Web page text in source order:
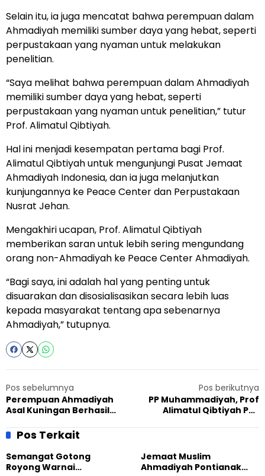
Selain itu, ia juga mencatat bahwa perempuan dalam
Ahmadiyah memiliki sumber daya yang hebat, seperti
perpustakaan yang nyaman untuk melakukan
penelitian.
“Saya melihat bahwa perempuan dalam Ahmadiyah
memiliki sumber daya yang hebat, seperti
perpustakaan yang nyaman untuk penelitian,” tutur
Prof. Alimatul Qibtiyah.
Hal ini menjadi kesempatan pertama bagi Prof.
Alimatul Qibtiyah untuk mengunjungi Pusat Jemaat
Ahmadiyah Indonesia, dan ia juga melanjutkan
kunjungannya ke Peace Center dan Perpustakaan
Nusrat Jehan.
Mengakhiri ucapan, Prof. Alimatul Qibtiyah
memberikan saran untuk lebih sering mengundang
orang non-Ahmadiyah ke Peace Center Ahmadiyah.
“Bagi saya, ini adalah hal yang penting untuk
disuarakan dan disosialisasikan secara lebih luas
kepada masyarakat tentang apa sebenarnya
Ahmadiyah,” tutupnya.
Pos sebelumnya
Perempuan Ahmadiyah
Asal Kuningan Berhasil
Pendidikan untuk Korea
Utara dan Selatan
Pos berikutnya
PP Muhammadiyah, Prof
Alimatul Qibtiyah Puji
Ahmadiyah
Pos Terkait
Semangat Gotong
Royong Warnai
Jemaat Muslim
Ahmadiyah Pontianak